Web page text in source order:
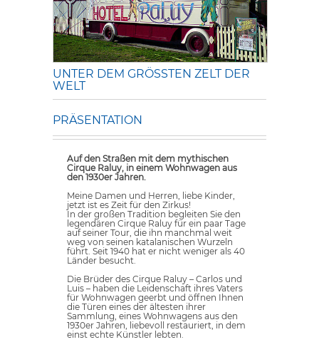
UNTER DEM GRÖSSTEN ZELT DER W
ELT
PRÄSENTATION
Auf den Straßen mit dem mythischen
Cirque Raluy, in einem Wohnwagen aus
den 1930er Jahren.
Meine Damen und Herren, liebe Kinder,
jetzt ist es Zeit für den Zirkus!
In der großen Tradition begleiten Sie den
legendären Cirque Raluy für ein paar Tage
auf seiner Tour, die ihn manchmal weit
weg von seinen katalanischen Wurzeln
führt. Seit 1940 hat er nicht weniger als 40
Länder besucht.
Die Brüder des Cirque Raluy – Carlos und
Luis – haben die Leidenschaft ihres Vaters
für Wohnwagen geerbt und öffnen Ihnen
die Türen eines der ältesten ihrer
Sammlung, eines Wohnwagens aus den
1930er Jahren, liebevoll restauriert, in dem
einst echte Künstler lebten.